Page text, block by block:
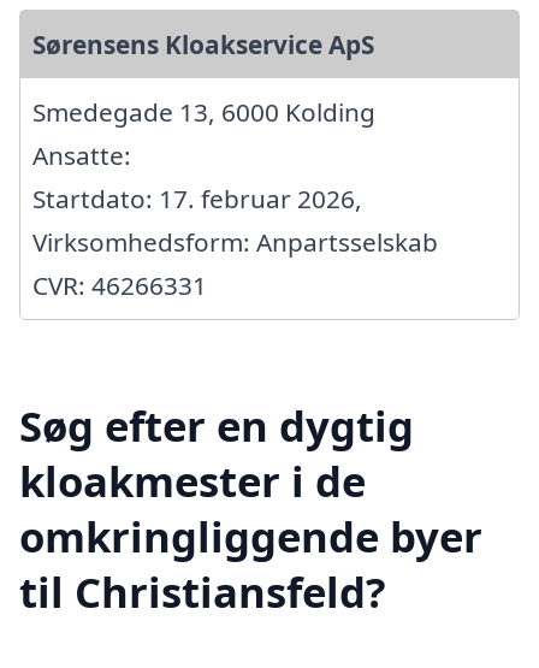
Sørensens Kloakservice ApS
Smedegade 13, 6000 Kolding
Ansatte:
Startdato: 17. februar 2026,
Virksomhedsform: Anpartsselskab
CVR: 46266331
Søg efter en dygtig
kloakmester i de
omkringliggende byer
til Christiansfeld?